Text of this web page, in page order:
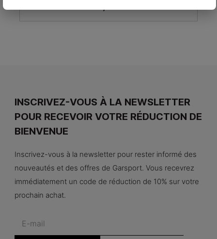
INSCRIVEZ-VOUS À LA NEWSLETTER
POUR RECEVOIR VOTRE RÉDUCTION DE
BIENVENUE
Inscrivez-vous à la newsletter pour rester informé des
nouveautés et des offres de Garsport. Vous recevrez
immédiatement un code de réduction de 10% sur votre
prochain achat.